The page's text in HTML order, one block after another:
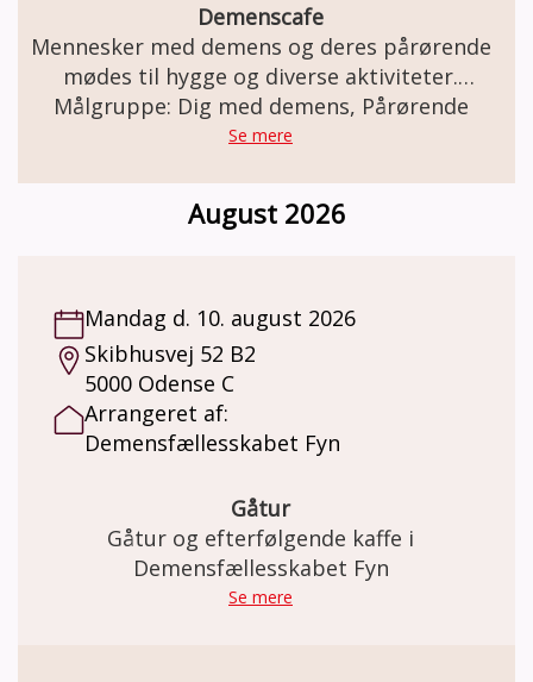
Demenscafe
Mennesker med demens og deres pårørende
mødes til hygge og diverse aktiviteter.
Pårørende har mulighed for at udveksle
erfaringer.
Målgruppe: Dig med demens, Pårørende
Se mere
August 2026
Mandag d. 10. august 2026
Skibhusvej 52 B2
5000 Odense C
Arrangeret af:
Demensfællesskabet Fyn
Gåtur
Gåtur og efterfølgende kaffe i
Demensfællesskabet Fyn
Se mere